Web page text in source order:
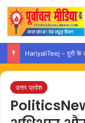
HariyaliTeej – दूरी के
उत्तर प्रदेश